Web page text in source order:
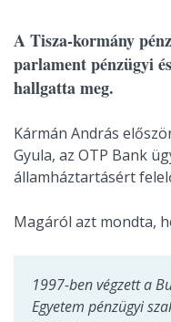
A Tisza-kormány
parlament pénzügyi
hallgatta meg.
Kármán András
Gyula, az OTP Bank
államháztartásért
Magáról azt mondta,
1997-ben végzett a
Egyetem pénzügyi